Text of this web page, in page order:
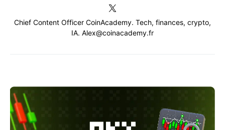
Chief Content Officer CoinAcademy. Tech, finances, crypto,
IA. Alex@coinacademy.fr